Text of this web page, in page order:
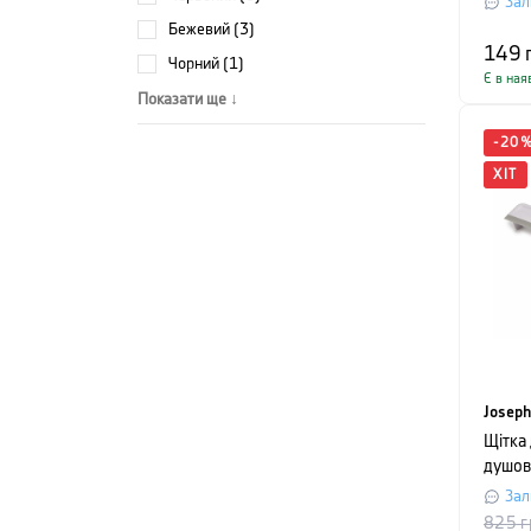
бежевий (3)
чорний (1)
Показати ще ↓
149
Є в
-20
ХІТ
825